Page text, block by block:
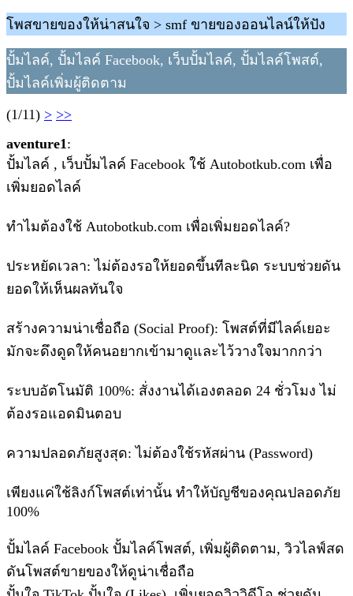
โพสขายของให้น่าสนใจ > smf ขายของออนไลน์ให้ปัง
ปั้มไลค์, ปั้มไลค์ Facebook, เว็บปั้มไลค์, ปั้มไลค์โพสต์,
ปั้มไลค์เพิ่มผู้ติดตาม
(1/11) > >>
aventure1:
ปั้มไลค์ , เว็บปั้มไลค์ Facebook ใช้ Autobotkub.com เพื่อ
เพิ่มยอดไลค์
ทำไมต้องใช้ Autobotkub.com เพื่อเพิ่มยอดไลค์?
ประหยัดเวลา: ไม่ต้องรอให้ยอดขึ้นทีละนิด ระบบช่วยดัน
ยอดให้เห็นผลทันใจ
สร้างความน่าเชื่อถือ (Social Proof): โพสต์ที่มีไลค์เยอะ
มักจะดึงดูดให้คนอยากเข้ามาดูและไว้วางใจมากกว่า
ระบบอัตโนมัติ 100%: สั่งงานได้เองตลอด 24 ชั่วโมง ไม่
ต้องรอแอดมินตอบ
ความปลอดภัยสูงสุด: ไม่ต้องใช้รหัสผ่าน (Password)
เพียงแค่ใช้ลิงก์โพสต์เท่านั้น ทำให้บัญชีของคุณปลอดภัย
100%
ปั้มไลค์ Facebook ปั้มไลค์โพสต์, เพิ่มผู้ติดตาม, วิวไลฟ์สด
ดันโพสต์ขายของให้ดูน่าเชื่อถือ